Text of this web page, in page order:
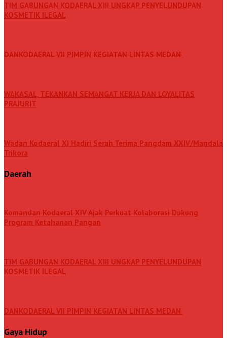
TIM GABUNGAN KODAERAL XIII UNGKAP PENYELUNDUPAN
KOSMETIK ILEGAL
DANKODAERAL VII PIMPIN KEGIATAN LINTAS MEDAN
WAKASAL, TEKANKAN SEMANGAT KERJA DAN LOYALITAS
PRAJURIT
Wadan Kodaeral XI Hadiri Serah Terima Pangdam XXIV/Mandala
Trikora
Daerah
Komandan Kodaeral XIV Ajak Perkuat Kolaborasi Dukung
Program Ketahanan Pangan
TIM GABUNGAN KODAERAL XIII UNGKAP PENYELUNDUPAN
KOSMETIK ILEGAL
DANKODAERAL VII PIMPIN KEGIATAN LINTAS MEDAN
Gaya Hidup